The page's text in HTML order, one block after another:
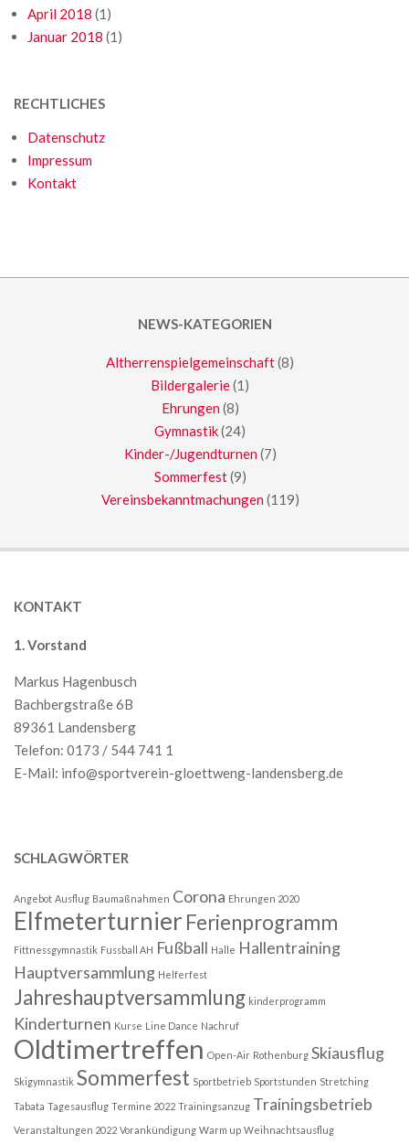
April 2018 (1)
Januar 2018 (1)
RECHTLICHES
Datenschutz
Impressum
Kontakt
NEWS-KATEGORIEN
Altherrenspielgemeinschaft(8)
Bildergalerie(1)
Ehrungen (8)
Gymnastik(24)
Kinder-/Jugendturnen (7)
Sommerfest(9)
Vereinsbekanntmachungen (119)
KONTAKT
1. Vorstand
Markus Hagenbusch
Bachbergstraße 6B
89361 Landensberg
Telefon: 0173 / 544 741 1
E-Mail: info@sportverein-gloettweng-landensberg.de
SCHLAGWÖRTER
Angebot Ausflug Baumaßnahmen Corona Ehrungen 2020
Elfmeterturnier Ferienprogramm
Fittnessgymnastik Fussball AH Fußball Halle Hallentraining
Hauptversammlung Helferfest
Jahreshauptversammlung kinderprogramm
Kinderturnen Kurse Line Dance Nachruf
Oldtimertreffen Open-Air Rothenburg Skiausflug
Skigymnastik Sommerfest Sportbetrieb Sportstunden Stretching
Tabata Tagesausflug Termine 2022 Trainingsanzug Trainingsbetrieb
Veranstaltungen 2022 Vorankündigung Warm up Weihnachtsausflug